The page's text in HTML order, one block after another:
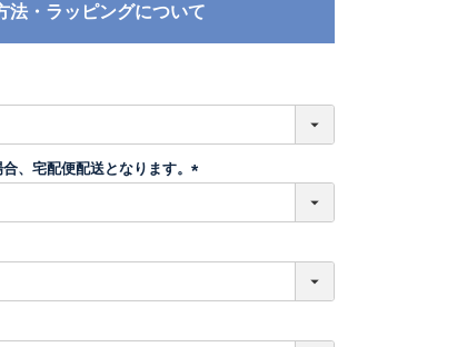
法・ラッピングについて
、宅配便配送となります。
)